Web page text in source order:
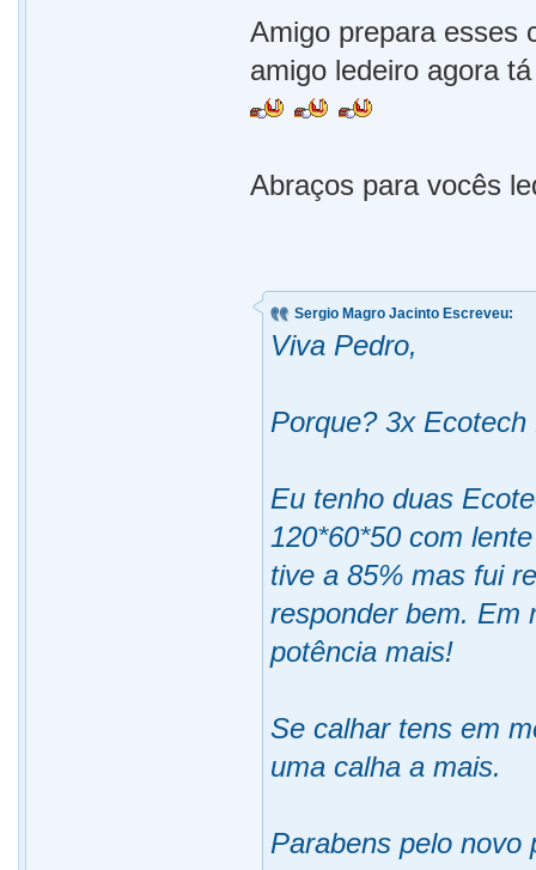
Amigo prepara esses
amigo ledeiro agora
Abraços para vocês
Sergio Magro Jacinto Escreveu:
Viva Pedro,
Porque? 3x
Eu tenho duas
120*60*50 com
tive a 85% mas fui
responder bem. Em
potência mais!
Se calhar tens em
uma calha a mais.
Parabens pelo novo